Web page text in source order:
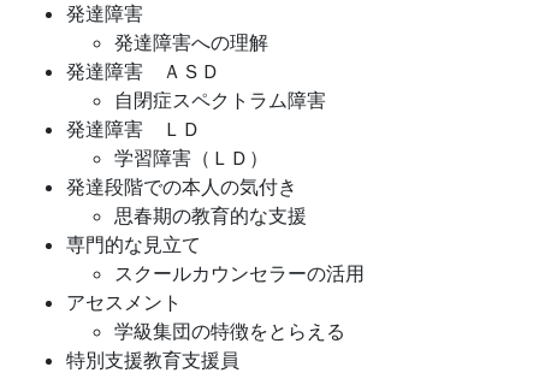
発達障害
発達障害への理解
発達障害 ＡＳＤ
自閉症スペクトラム障害
発達障害 ＬＤ
学習障害（ＬＤ）
発達段階での本人の気付き
思春期の教育的な支援
専門的な見立て
スクールカウンセラーの活用
アセスメント
学級集団の特徴をとらえる
特別支援教育支援員